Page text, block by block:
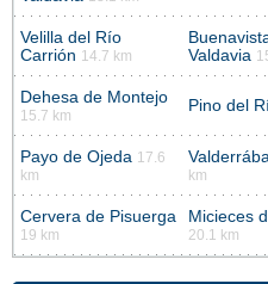
Velilla del Río
Carrión 14.7 km
Valdavia
Dehesa de Montejo
15.7 km
Pino del
Payo de Ojeda 17.6
km
km
Cervera de Pisuerga
19 km
Micieces
20.1 km